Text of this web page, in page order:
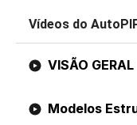
Vídeos do
VISÃO
Modelos